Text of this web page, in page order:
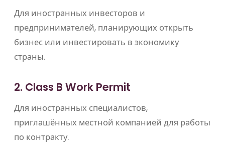
Для иностранных инвесторов и
предпринимателей, планирующих открыть
бизнес или инвестировать в экономику
страны.
2. Class B Work Permit
Для иностранных специалистов,
приглашённых местной компанией для работы
по контракту.